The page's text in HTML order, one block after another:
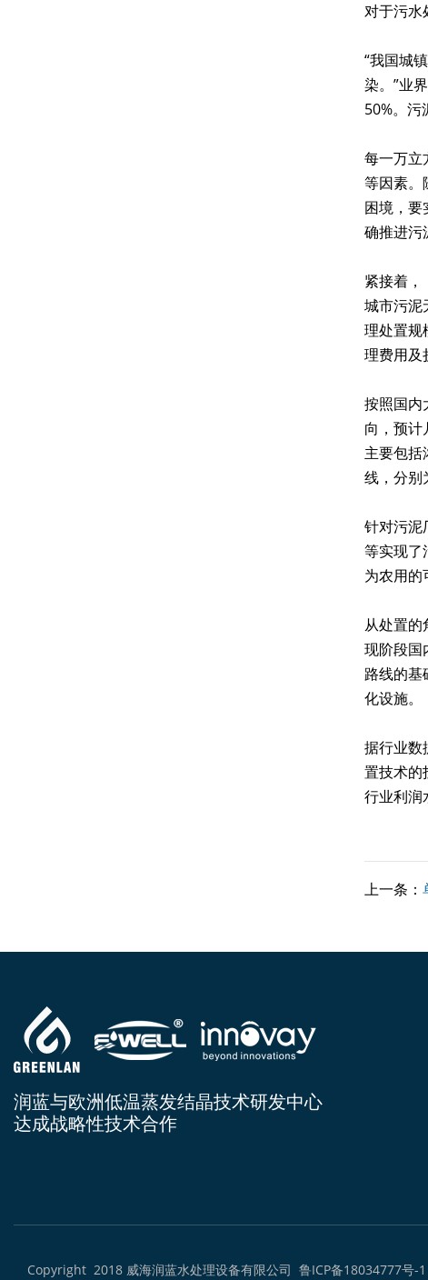
对于污水
“我国城
染。”业
50%。污
每一万立
等因素。
困境，要
确推进污
紧接着，
城市污泥
理处置规
理费用及
按照国
向，预计
主要包括
线，分别
针对污泥
等实现了
为农用的
从处置
现阶段国
路线的基
化设施。
据行业数
置技术的
行业利润
上一条：
润蓝与欧洲低温蒸发结晶技术研发中心
达成战略性技术合作
Copyright 2018 威海润蓝水处理设备有限公司 鲁ICP备18034777号-1